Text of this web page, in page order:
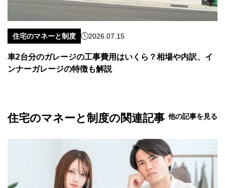
住宅のマネーと制度 2026.07.15
車2台分のガレージの工事費用はいくら？相場や内訳、イ
ンナーガレージの特徴も解説
住宅のマネーと制度の関連記事 他の記事を見る